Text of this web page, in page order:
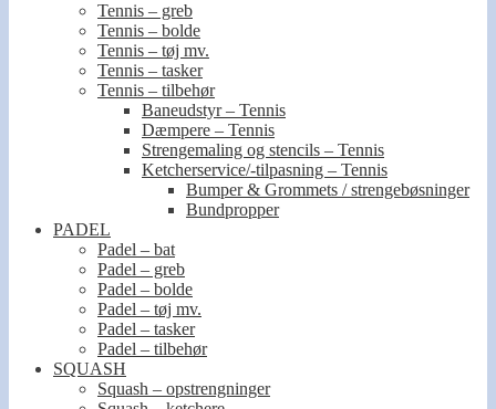
Tennis – greb
Tennis – bolde
Tennis – tøj mv.
Tennis – tasker
Tennis – tilbehør
Baneudstyr – Tennis
Dæmpere – Tennis
Strengemaling og stencils – Tennis
Ketcherservice/-tilpasning – Tennis
Bumper & Grommets / strengebøsninger
Bundpropper
PADEL
Padel – bat
Padel – greb
Padel – bolde
Padel – tøj mv.
Padel – tasker
Padel – tilbehør
SQUASH
Squash – opstrengninger